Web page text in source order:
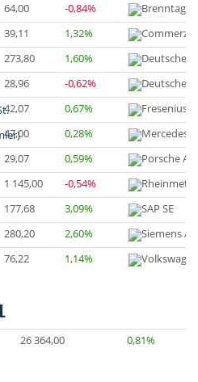
64,00
-0,84%
39,11
1,32%
273,80
1,60%
28,96
-0,62%
42,07
0,67%
47,00
0,28%
29,07
0,59%
1 145,00
-0,54%
177,68
3,09%
280,20
2,60%
76,22 1,14%
26 364,00 0,81%